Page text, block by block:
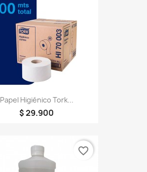
Papel Higiénico Tork...
$ 29.900
favorite_border